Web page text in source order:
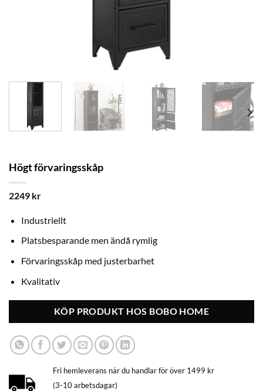
Högt förvaringsskåp
2249 kr
Industriellt
Platsbesparande men ändå rymlig
Förvaringsskåp med justerbarhet
Kvalitativ
KÖP PRODUKT HOS BOBO HOME
Fri hemleverans när du handlar för över 1499 kr
(3-10 arbetsdagar)